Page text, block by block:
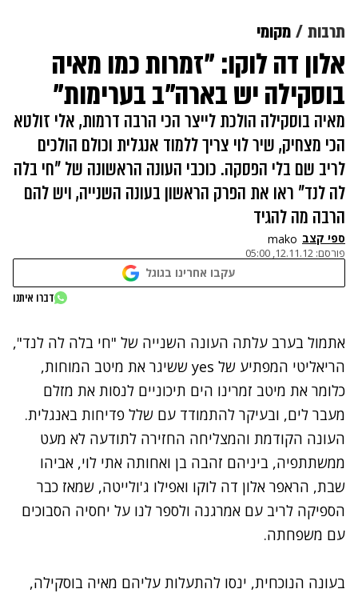
תרבות מקומי
אלון דה לוקו: "זמרות כמו מאיה
בוסקילה יש בארה"ב בערימות"
מאיה בוסקילה הולכת לייצר הכי הרבה דרמות, אלי זולטא
הכי מצחיק, שיר לוי צריך ללמוד אנגלית וכולם הולכים
לריב שם בלי הפסקה. כוכבי העונה הראשונה של "חי בלה
לה לנד" ראו את הפרק הראשון בעונה השנייה, ויש להם
הרבה מה להגיד
ספי קצב mako
פורסם: 12.11.12, 05:00
עקבו אחרינו בגוגל
נתקלנו בבעיה
דברו איתנו
אתמול בערב עלתה העונה השנייה של "חי בלה לה לנד",
הריאליטי המפתיע של yes ששיגר את מיטב המוחות,
כלומר את מיטב זמרינו הים תיכוניים לנסות את מזלם
מעבר לים, ובעיקר להתמודד עם שלל פדיחות באנגלית.
העונה הקודמת והמצליחה החזירה לתודעה לא מעט
ממשתתפיה, ביניהם זהבה בן ואחותה אתי לוי, אביהו
שבת, הראפר אלון דה לוקו ואפילו ג'ולייטה, שמאז כבר
הספיקה לריב עם אמרגנה ולספר לנו על יחסיה הסבוכים
עם משפחתה.
בעונה הנוכחית, ינסו להתעלות עליהם מאיה בוסקילה,